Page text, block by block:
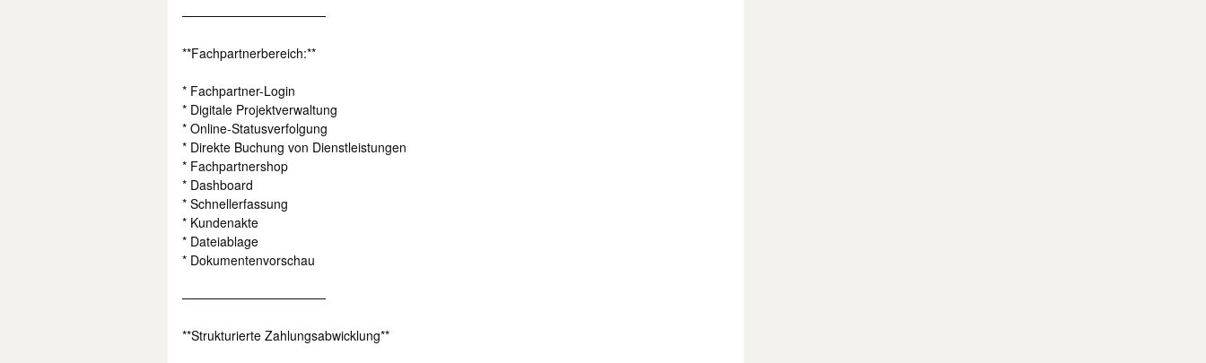
────────────────
**Fachpartnerbereich:**
* Fachpartner-Login
* Digitale Projektverwaltung
* Online-Statusverfolgung
* Direkte Buchung von Dienstleistungen
* Fachpartnershop
* Dashboard
* Schnellerfassung
* Kundenakte
* Dateiablage
* Dokumentenvorschau
────────────────
**Strukturierte Zahlungsabwicklung**